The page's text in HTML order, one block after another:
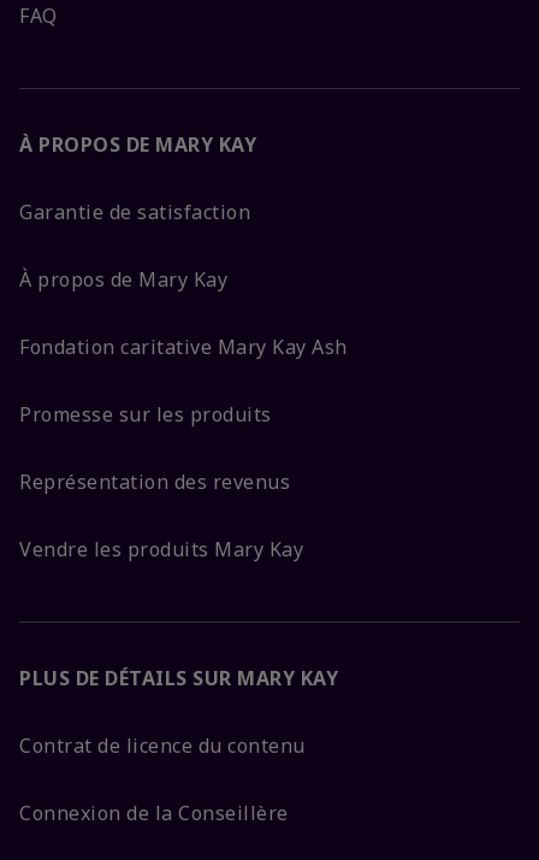
FAQ
À PROPOS DE MARY KAY
Garantie de satisfaction
À propos de Mary Kay
Fondation caritative Mary Kay Ash
Promesse sur les produits
Représentation des revenus
Vendre les produits Mary Kay
PLUS DE DÉTAILS SUR MARY KAY
Contrat de licence du contenu
Connexion de la Conseillère